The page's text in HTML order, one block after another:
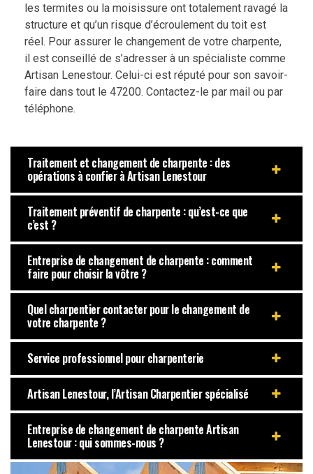
les termites ou la moisissure ont totalement ravagé la
structure et qu’un risque d’écroulement du toit est
réel. Pour assurer le changement de votre charpente,
il est conseillé de s’adresser à un spécialiste comme
Artisan Lenestour. Celui-ci est réputé pour son savoir-
faire dans tout le 47200. Contactez-le par mail ou par
téléphone.
Traitement et changement de charpente : des
opérations à confier à Artisan Lenestour
Traitement préventif de charpente : qu’est-ce que
c’est ?
Entreprise de changement de charpente : comment
faire pour choisir la vôtre ?
Quel charpentier contacter pour le changement de
votre charpente ?
Service professionnel pour charpenterie
Artisan Lenestour, l’Artisan Charpentier spécialisé
Entreprise de changement de charpente Artisan
Lenestour : qui sommes-nous ?